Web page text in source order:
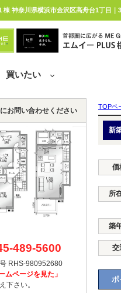
神奈川県横浜市金沢区高舟台1丁目｜
買いたい
TOPペ
新
価
所
築
交
ポ
お問い合わせください
489-5600
RHS-980952680
ムページを見た」
下さい。